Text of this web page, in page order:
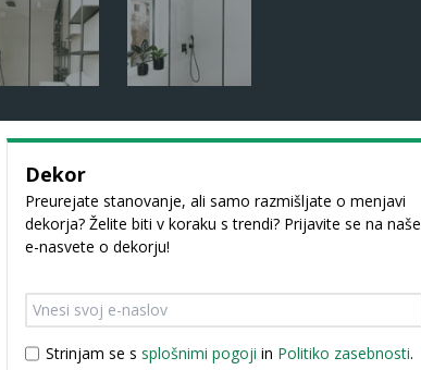
Dekor
Preurejate stanovanje, ali samo razmišljate o menjavi
dekorja? Želite biti v koraku s trendi? Prijavite se na naše
e-nasvete o dekorju!
Strinjam se s splošnimi pogoji in Politiko zasebnosti.